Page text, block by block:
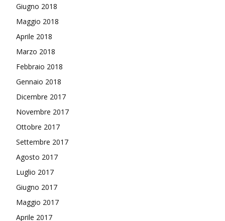
Giugno 2018
Maggio 2018
Aprile 2018
Marzo 2018
Febbraio 2018
Gennaio 2018
Dicembre 2017
Novembre 2017
Ottobre 2017
Settembre 2017
Agosto 2017
Luglio 2017
Giugno 2017
Maggio 2017
Aprile 2017